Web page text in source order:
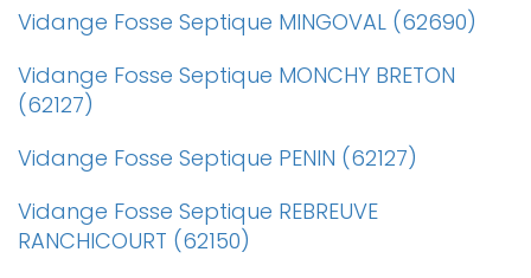
Vidange Fosse Septique MINGOVAL (62690)
Vidange Fosse Septique MONCHY BRETON
(62127)
Vidange Fosse Septique PENIN (62127)
Vidange Fosse Septique REBREUVE
RANCHICOURT (62150)